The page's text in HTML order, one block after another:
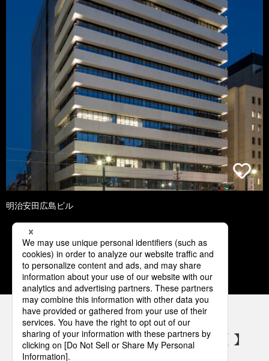
明治安田広島ビル
1 2 3 4 5
パナソニックの電気設備 SNSアカウント